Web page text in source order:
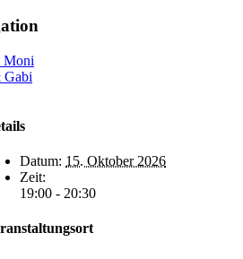
Moni
Gabi
Datum: 15. Oktober 2026
Zeit:
19:00 - 20:30